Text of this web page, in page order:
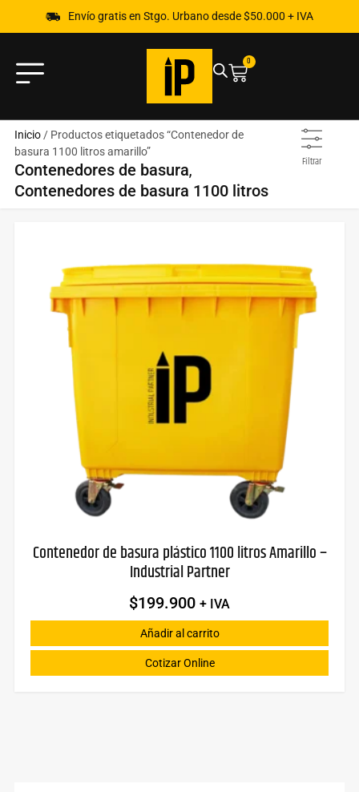
Envío gratis en Stgo. Urbano desde $50.000 + IVA
0
Inicio/ Productos etiquetados “Contenedor de
basura 1100 litros amarillo”
Contenedores de basura,
Contenedores de basura 1100 litros
Filtrar
Contenedor de basura plástico 1100 litros Amarillo –
Industrial Partner
$199.900 + IVA
Añadir al carrito
Cotizar Online